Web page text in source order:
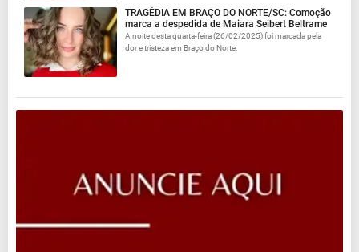
TRAGÉDIA EM BRAÇO DO NORTE/SC: Comoção
marca a despedida de Maiara Seibert Beltrame
A noite desta quarta-feira (26/02/2025) foi marcada pela
dor e tristeza em Braço do Norte.